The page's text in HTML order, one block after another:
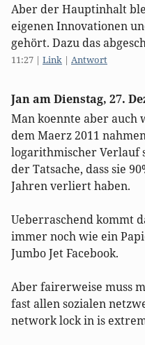
Aber der Hauptinhalt
eigenen Innovationen
gehört. Dazu das
11:27 | Link | Antwort
Jan amDienstag, 27.
Man koennte aber auch
dem Maerz 2011
logarithmischer Verlauf
der Tatsache, dass sie
Jahren verliert haben.
Ueberraschend kommt
immer noch wie ein
Jumbo Jet Facebook.
Aber fairerweise muss
fast allen sozialen
network lock in is